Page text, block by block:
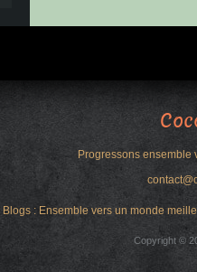
Progressons ensemble
: Ensemble vers un monde
Copyright ©